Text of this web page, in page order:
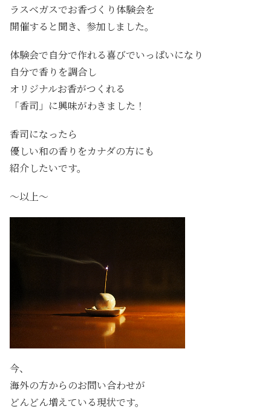
ラスベガスでお香づくり体験会を
開催すると聞き、参加しました。
体験会で自分で作れる喜びでいっぱいになり
自分で香りを調合し
オリジナルお香がつくれる
「香司」に興味がわきました！
香司になったら
優しい和の香りをカナダの方にも
紹介したいです。
～以上～
今、
海外の方からのお問い合わせが
どんどん増えている現状です。